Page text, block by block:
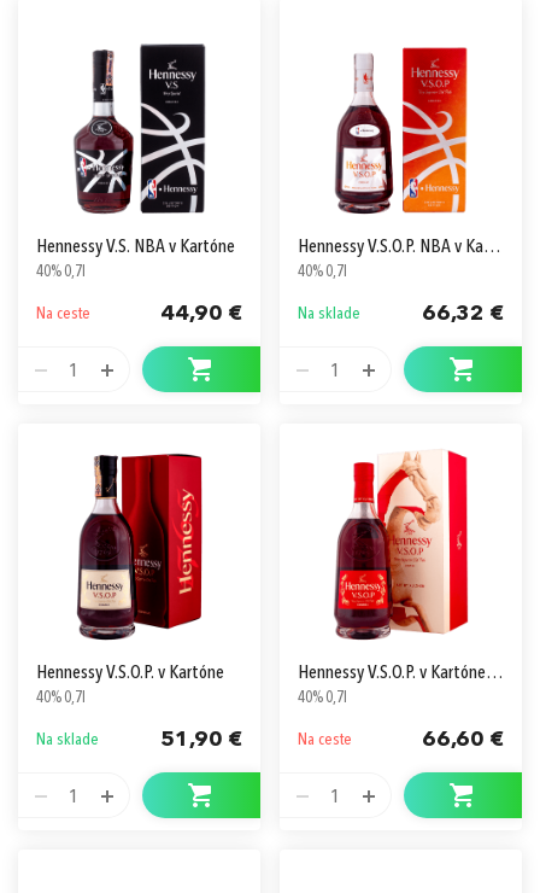
Hennessy V.S. NBA v Kartóne
40% 0,7l
Na ceste 44,90 €
1
Hennessy V.S.O.P. NBA v Kartóne
40% 0,7l
Na sklade 66,32 €
1
Hennessy V.S.O.P. v Kartóne
40% 0,7l
Na sklade 51,90 €
1
Hennessy V.S.O.P. v Kartóne Art by Xu Zhen
40% 0,7l
Na ceste 66,60 €
1